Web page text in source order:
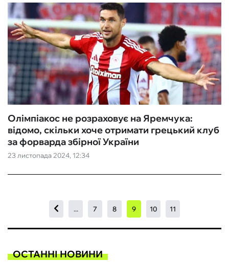
23 листопада 2024, 12:34
Олімпіакос не розраховує на Яремчука:
відомо, скільки хоче отримати грецький клуб
за форварда збірної України
... 7 8 9 10 11
ОСТАННІ НОВИНИ